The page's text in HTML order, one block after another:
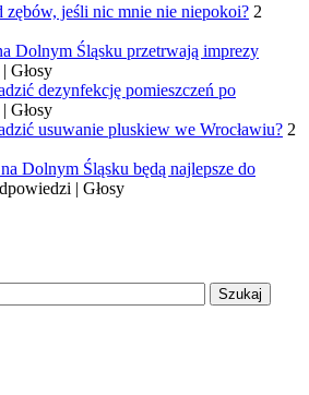
jeśli nic mnie nie niepokoi? 2
Dolnym Śląsku przetrwają imprezy
| Głosy
dezynfekcję pomieszczeń po
| Głosy
usuwanie pluskiew we Wrocławiu? 2
Dolnym Śląsku będą najlepsze do
| Głosy